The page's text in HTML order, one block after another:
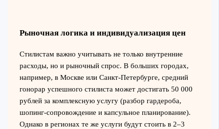
Рыночная логика и индивидуализация цен
Стилистам важно учитывать не только внутренние
расходы, но и рыночный спрос. В больших городах,
например, в Москве или Санкт-Петербурге, средний
гонорар успешного стилиста может достигать 50 000
рублей за комплексную услугу (разбор гардероба,
шопинг-сопровождение и капсульное планирование).
Однако в регионах те же услуги будут стоить в 2–3